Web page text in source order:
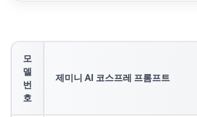
모
델
번
호
제미니 AI 코스프레 프롬프트